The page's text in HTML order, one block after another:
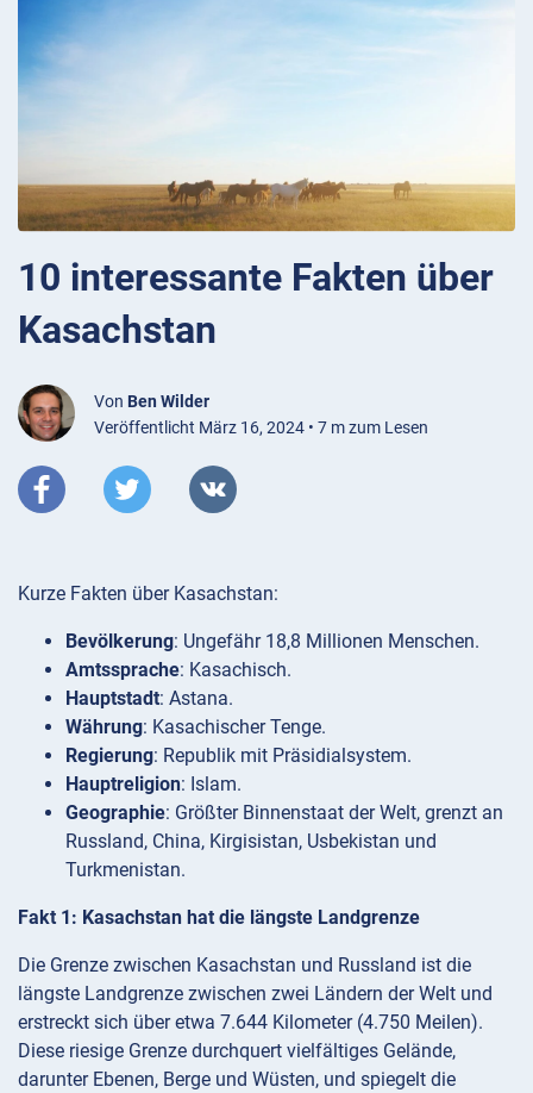
10 interessante Fakten über
Kasachstan
Von Ben Wilder
Veröffentlicht März 16, 2024 • 7 m zum Lesen
Kurze Fakten über Kasachstan:
Bevölkerung: Ungefähr 18,8 Millionen Menschen.
Amtssprache: Kasachisch.
Hauptstadt: Astana.
Währung: Kasachischer Tenge.
Regierung: Republik mit Präsidialsystem.
Hauptreligion: Islam.
Geographie: Größter Binnenstaat der Welt, grenzt an
Russland, China, Kirgisistan, Usbekistan und
Turkmenistan.
Fakt 1: Kasachstan hat die längste Landgrenze
Die Grenze zwischen Kasachstan und Russland ist die
längste Landgrenze zwischen zwei Ländern der Welt und
erstreckt sich über etwa 7.644 Kilometer (4.750 Meilen).
Diese riesige Grenze durchquert vielfältiges Gelände,
darunter Ebenen, Berge und Wüsten, und spiegelt die